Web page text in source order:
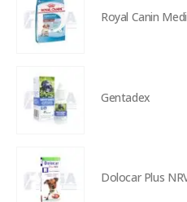
Royal Canin
Gentadex
Dolocar Plus